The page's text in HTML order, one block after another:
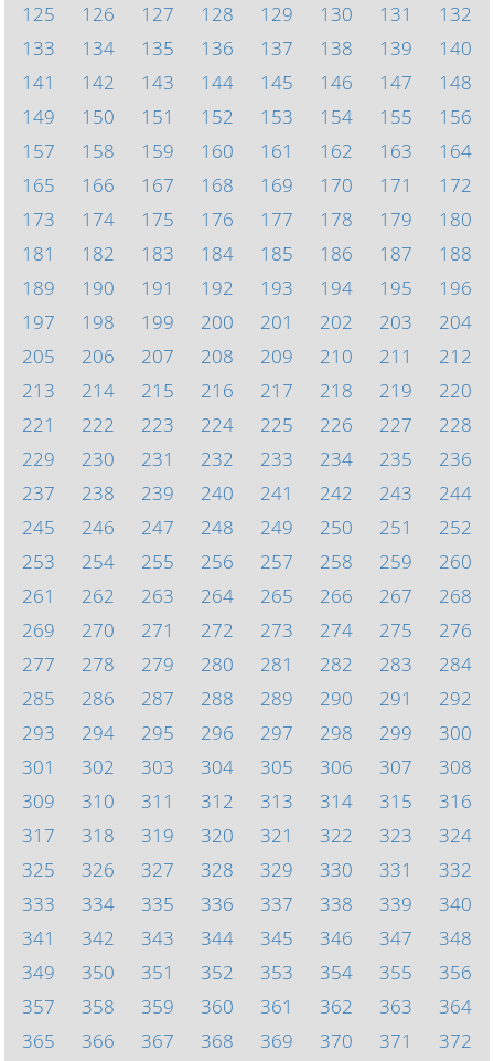
125
126 127 128 129 130 131
132
133
134 135 136 137 138 139
140
141
142 143 144 145 146 147
148
149
150 151 152 153 154 155
156
157
158 159 160 161 162 163
164
165
166 167 168 169 170 171
172
173
174 175 176 177 178 179
180
181
182 183 184 185 186 187
188
189
190 191 192 193 194 195
196
197
198 199 200 201 202 203
204
205
206 207 208 209 210 211
212
213
214 215 216 217 218 219
220
221
222 223 224 225 226 227
228
229
230 231 232 233 234 235
236
237
238 239 240 241 242 243
244
245
246 247 248 249 250 251
252
253
254 255 256 257 258 259
260
261
262 263 264 265 266 267
268
269
270 271 272 273 274 275
276
277
278 279 280 281 282 283
284
285
286 287 288 289 290 291
292
293
294 295 296 297 298 299
300
301
302 303 304 305 306 307
308
309
310 311 312 313 314 315
316
317
318 319 320 321 322 323
324
325
326 327 328 329 330 331
332
333
334 335 336 337 338 339
340
341
342 343 344 345 346 347
348
349
350 351 352 353 354 355
356
357
358 359 360 361 362 363
364
365
366 367 368 369 370 371 372